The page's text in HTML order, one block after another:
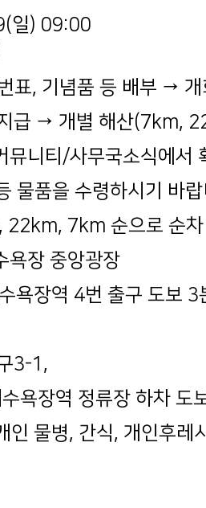
일) 09:00
표, 기념품 등 배부 →
급 → 개별 해산(7km,
뮤니티/사무국소식에서
물품을 수령하시기 바랍
7km 순으로 순차
욕장 중앙광장
욕장역 4번 출구 도보 3
3-1,
장역 정류장 하차 도
물병, 간식, 개인후레